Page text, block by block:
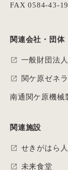
FAX 0584-43-
関連会社・団体
一般財団法
関ケ原ゼネ
南通関ケ原機械
関連施設
せきがはら
未来食堂